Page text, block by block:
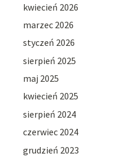
kwiecień 2026
marzec 2026
styczeń 2026
sierpień 2025
maj 2025
kwiecień 2025
sierpień 2024
czerwiec 2024
grudzień 2023